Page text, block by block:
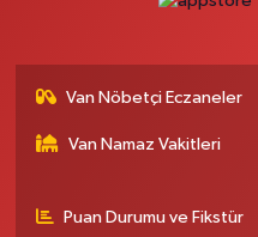
Van Nöbetçi Eczaneler
Van Namaz Vakitleri
Puan Durumu ve Fikstür